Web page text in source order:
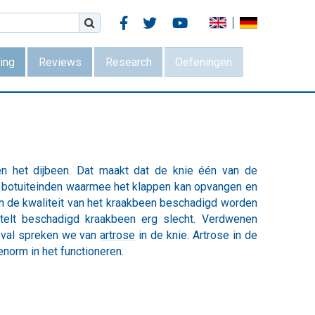
  
Reviews Research Oefeningen
het dijbeen. Dat maakt dat de knie één van de
waarmee het klappen kan opvangen en
kwaliteit van het kraakbeen beschadigd worden
beschadigd kraakbeen erg slecht. Verdwenen
spreken we vanartrose in de knie. Artrose in de
in het functioneren.